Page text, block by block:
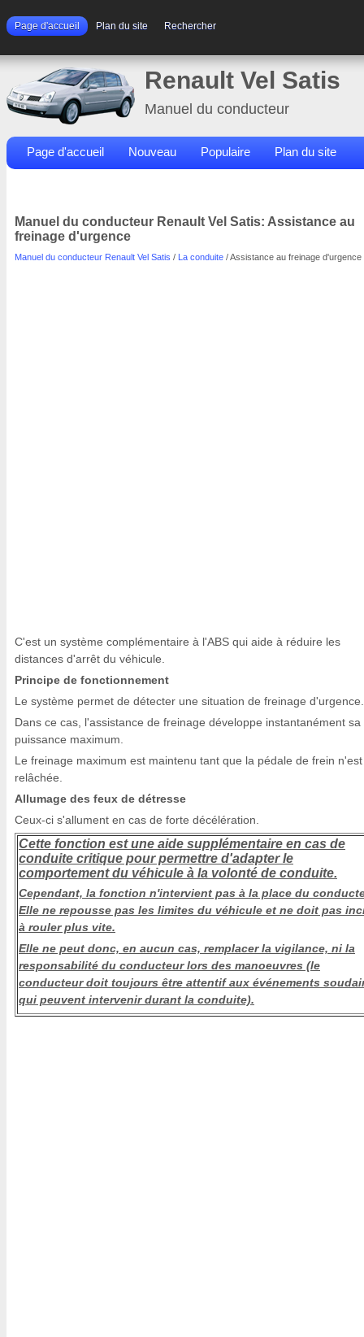
Page d'accueil Plan du site Rechercher
Renault Vel Satis
Manuel du conducteur
Page d'accueil Nouveau Populaire Plan du site
Manuel du conducteur Renault Vel Satis: Assistance au
freinage d'urgence
Manuel du conducteur Renault Vel Satis / La conduite / Assistance au freinage d'urgence
C'est un système complémentaire à l'ABS qui aide à réduire les
distances d'arrêt du véhicule.
Principe de fonctionnement
Le système permet de détecter une situation de freinage d'urgence.
Dans ce cas, l'assistance de freinage développe instantanément sa
puissance maximum.
Le freinage maximum est maintenu tant que la pédale de frein
relâchée.
Allumage des feux de détresse
Ceux-ci s'allument en cas de forte décélération.
Cette fonction est une aide supplémentaire en cas de
conduite critique pour permettre d'adapter le
comportement du véhicule à la volonté de conduite.
Cependant, la fonction n'intervient pas à la place du
Elle ne repousse pas les limites du véhicule et ne doit pas
à rouler plus vite.
Elle ne peut donc, en aucun cas, remplacer la vigilance, ni la
responsabilité du conducteur lors des manoeuvres (le
conducteur doit toujours être attentif aux événements
qui peuvent intervenir durant la conduite).